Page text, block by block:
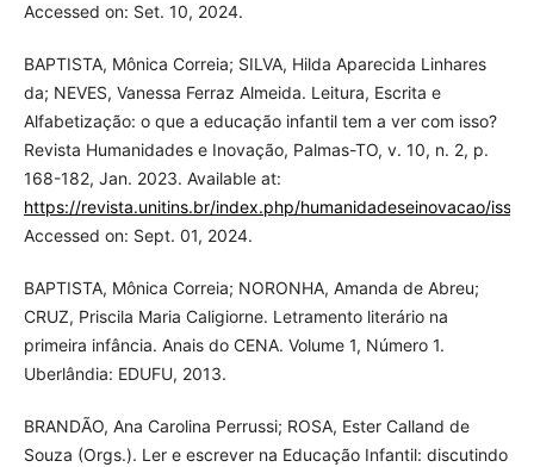
Accessed on: Set. 10, 2024.
BAPTISTA, Mônica Correia; SILVA, Hilda Aparecida Linhares
da; NEVES, Vanessa Ferraz Almeida. Leitura, Escrita e
Alfabetização: o que a educação infantil tem a ver com isso?
Revista Humanidades e Inovação, Palmas-TO, v. 10, n. 2, p.
168-182, Jan. 2023. Available at:
https://revista.unitins.br/index.php/humanidadeseinovacao/
Accessed on: Sept. 01, 2024.
BAPTISTA, Mônica Correia; NORONHA, Amanda de Abreu;
CRUZ, Priscila Maria Caligiorne. Letramento literário na
primeira infância. Anais do CENA. Volume 1, Número 1.
Uberlândia: EDUFU, 2013.
BRANDÃO, Ana Carolina Perrussi; ROSA, Ester Calland de
Souza (Orgs.). Ler e escrever na Educação Infantil: discutindo